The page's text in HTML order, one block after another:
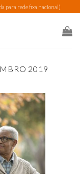
para rede fixa nacional)
2019